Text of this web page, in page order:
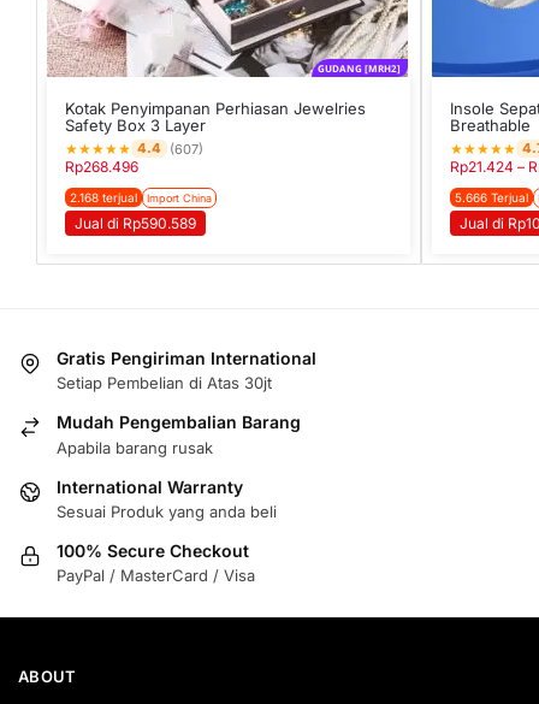
GUDANG [MRH2]
Kotak Penyimpanan Perhiasan Jewelries
Safety Box 3 Layer
★★★★★ 4.4 (607)
Rp268.496
2.168 terjual Import China
Jual di Rp590.589
Insole
Breathable
★★★★★
Rp21.424 –
5.666 Terjual
Jual di
Gratis Pengiriman International
Setiap Pembelian di Atas 30jt
Mudah Pengembalian Barang
Apabila barang rusak
International Warranty
Sesuai Produk yang anda beli
100% Secure Checkout
PayPal / MasterCard / Visa
ABOUT